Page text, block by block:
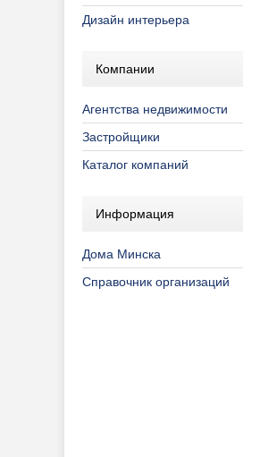
Дизайн интерьера
Компании
Агентства недвижимости
Застройщики
Каталог компаний
Информация
Дома Минска
Справочник организаций